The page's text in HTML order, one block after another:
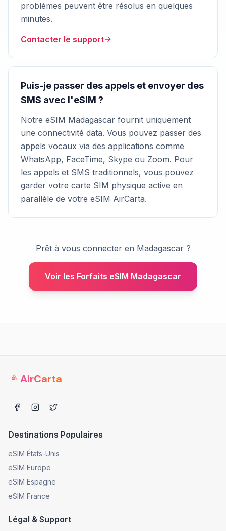
problèmes peuvent être résolus en quelques
minutes.
Contacter le support
Puis-je passer des appels et envoyer des
SMS avec l'eSIM ?
Notre eSIM Madagascar fournit uniquement
une connectivité data. Vous pouvez passer des
appels vocaux via des applications comme
WhatsApp, FaceTime, Skype ou Zoom. Pour
les appels et SMS traditionnels, vous pouvez
garder votre carte SIM physique active en
parallèle de votre eSIM AirCarta.
Prêt à vous connecter en Madagascar ?
Voir les Forfaits eSIM Madagascar
AirCarta
Destinations Populaires
eSIM États-Unis
eSIM Europe
eSIM Espagne
eSIM France
Légal & Support